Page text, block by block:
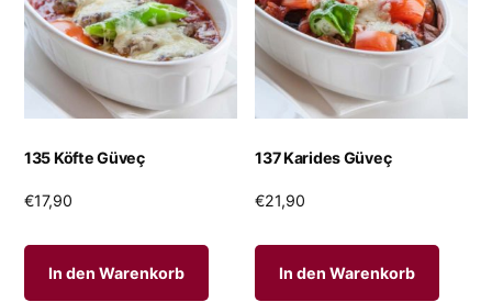
135 Köfte Güveç
€17,90
In den Warenkorb
137 Karides Güveç
€21,90
In den Warenkorb